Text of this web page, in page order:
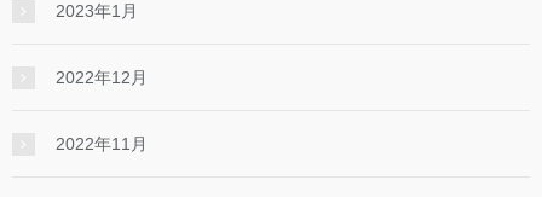
2023年1月
2022年12月
2022年11月